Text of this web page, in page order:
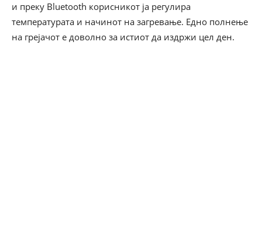
и преку Bluetooth корисникот ја регулира
температурата и начинот на загревање. Едно полнење
на грејачот е доволно за истиот да издржи цел ден.